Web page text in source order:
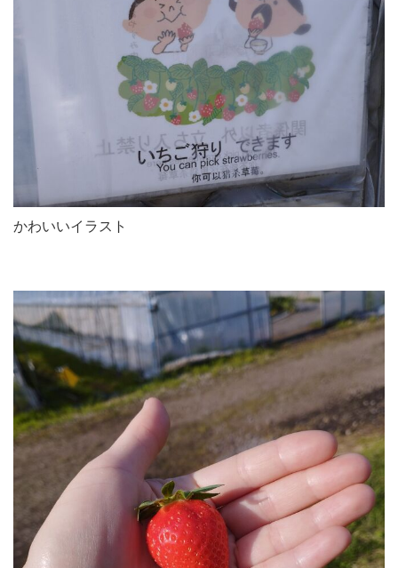
かわいいイラスト